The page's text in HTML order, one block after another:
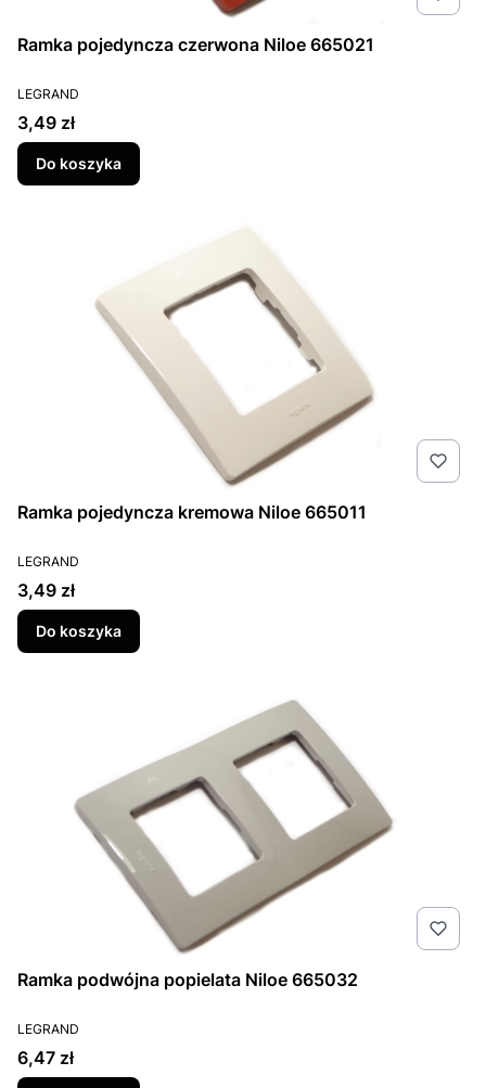
Ramka pojedyncza czerwona Niloe 665021
PRODUCENT
LEGRAND
Cena
3,49 zł
Do koszyka
Ramka pojedyncza kremowa Niloe 665011
PRODUCENT
LEGRAND
Cena
3,49 zł
Do koszyka
Ramka podwójna popielata Niloe 665032
PRODUCENT
LEGRAND
Cena
6,47 zł